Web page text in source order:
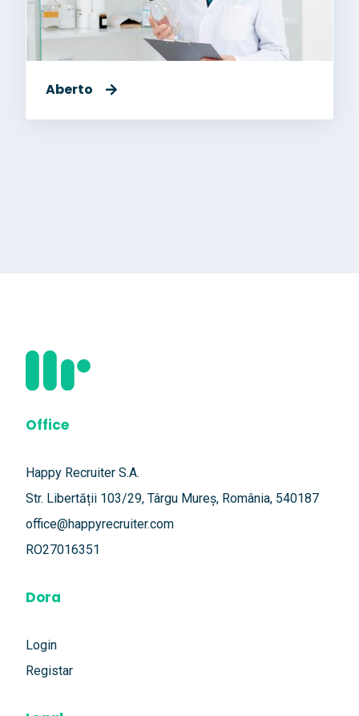
Aberto
Office
Happy Recruiter S.A.
Str. Libertății 103/29, Târgu Mureș, România, 540187
office@happyrecruiter.com
RO27016351
Dora
Login
Registar